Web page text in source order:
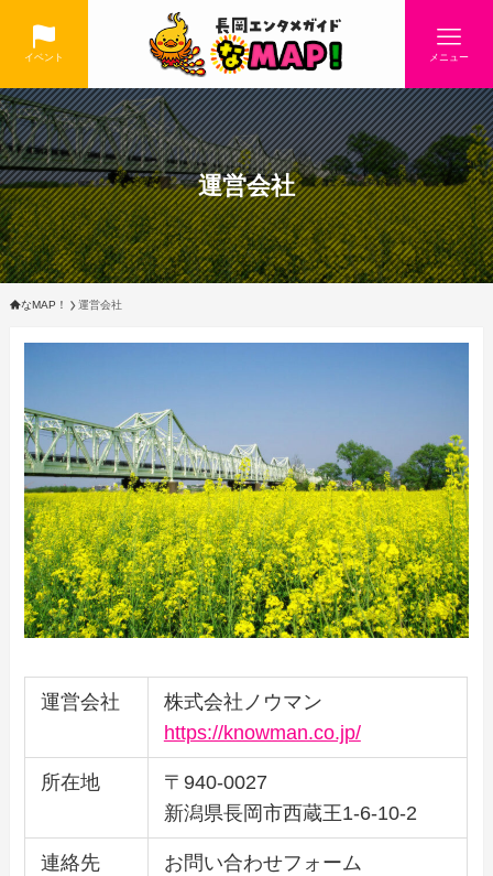
イベント メニュー
運営会社
なMAP！ 運営会社
運営会社
株式会社ノウマン
https://knowman.co.jp/
所在地
〒940-0027
新潟県長岡市西蔵王1-6-10-2
連絡先
お問い合わせフォーム